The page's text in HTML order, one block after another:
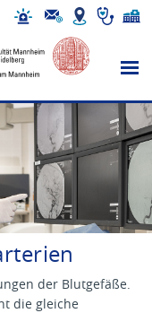
der Blutgefäße.
die gleiche